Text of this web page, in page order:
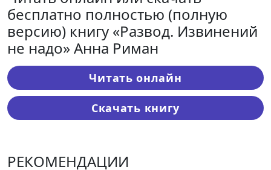
бесплатно полностью (полную
версию) книгу «Развод. Извинений
не надо» Анна Риман
Читать онлайн
Скачать книгу
РЕКОМЕНДАЦИИ